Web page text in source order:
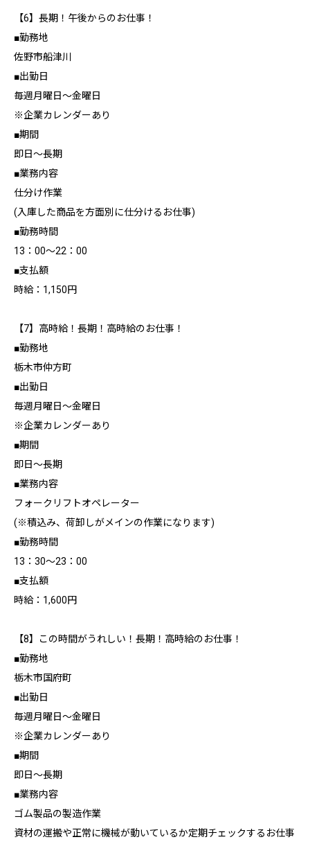
【6】長期！午後からのお仕事！
■勤務地
佐野市船津川
■出勤日
毎週月曜日～金曜日
※企業カレンダーあり
■期間
即日～長期
■業務内容
仕分け作業
(入庫した商品を方面別に仕分けるお仕事)
■勤務時間
13：00～22：00
■支払額
時給：1,150円
【7】高時給！長期！高時給のお仕事！
■勤務地
栃木市仲方町
■出勤日
毎週月曜日～金曜日
※企業カレンダーあり
■期間
即日～長期
■業務内容
フォークリフトオペレーター
(※積込み、荷卸しがメインの作業になります)
■勤務時間
13：30～23：00
■支払額
時給：1,600円
【8】この時間がうれしい！長期！高時給のお仕事！
■勤務地
栃木市国府町
■出勤日
毎週月曜日～金曜日
※企業カレンダーあり
■期間
即日～長期
■業務内容
ゴム製品の製造作業
資材の運搬や正常に機械が動いているか定期チェックするお仕事